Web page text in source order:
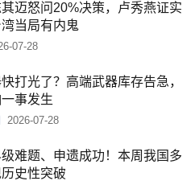
迈怒问20%决策，卢秀燕证实
当局有内鬼
07-28
打光了？高端武器库存告急，
事发生
2026-07-28
难题、申遗成功！本周我国多
史性突破